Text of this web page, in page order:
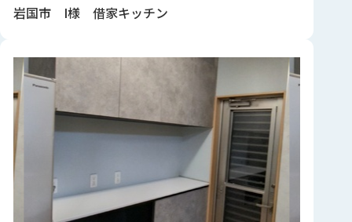
岩国市 I様 借家キッチン